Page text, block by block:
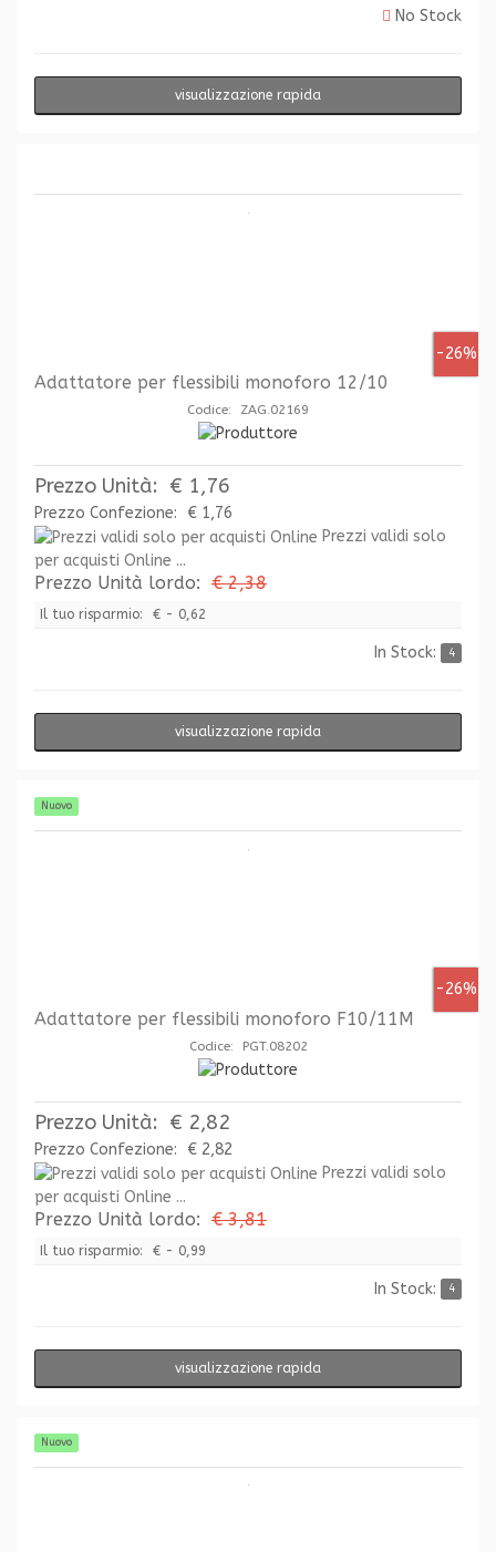
No Stock
visualizzazione rapida
-26%
Adattatore per flessibili monoforo 12/10
Codice: ZAG.02169
Prezzo Unità: € 1,76
Prezzo Confezione:
€ 1,76
Prezzi validi solo
per acquisti Online ...
Prezzo Unità lordo: € 2,38
Il tuo risparmio: € - 0,62
In Stock: 4
visualizzazione rapida
Nuovo
-26%
Adattatore per flessibili monoforo F10/11M
Codice: PGT.08202
Prezzo Unità: € 2,82
Prezzo Confezione:
€ 2,82
Prezzi validi solo
per acquisti Online ...
Prezzo Unità lordo: € 3,81
Il tuo risparmio: € - 0,99
In Stock: 4
visualizzazione rapida
Nuovo